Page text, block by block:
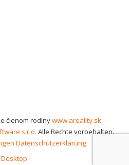
členom rodinywww.areality.sk
s.r.o. Alle Rechte vorbehalten.
Datenschutzerklärung
Desktop